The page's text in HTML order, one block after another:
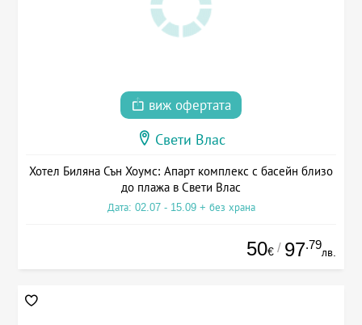
виж офертата
Свети Влас
Хотел Биляна Сън Хоумс: Апарт комплекс с басейн близо
до плажа в Свети Влас
Дата: 02.07 - 15.09 + без храна
50€ / 97.79
лв.